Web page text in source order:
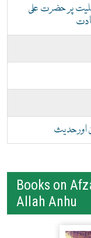
پر حضرت علی
اور حدیث
Books on
Allah Anhu